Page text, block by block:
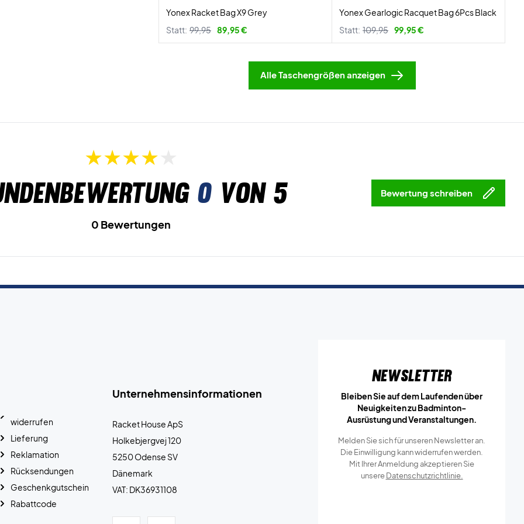
Yonex Racket Bag X9 Grey
Statt: 99,95 89,95 €
Yonex Gearlogic Racquet Bag 6Pcs Black
Statt: 109,95 99,95 €
Alle Taschengrößen anzeigen
0von 5 Bewertung schreiben
0 Bewertungen
Unternehmensinformationen
Racket House ApS
Holkebjergvej 120
5250 Odense SV
Dänemark
VAT: DK36931108
widerrufen
Lieferung
Reklamation
Rücksendungen
Geschenkgutschein
Rabattcode
Newsletter
Bleiben Sie auf dem Laufenden über
Neuigkeiten zu Badminton-
Ausrüstung und Veranstaltungen.
Melden Sie sich für unseren Newsletter an.
Die Einwilligung kann widerrufen werden.
Mit Ihrer Anmeldung akzeptieren Sie
unsereDatenschutzrichtlinie.